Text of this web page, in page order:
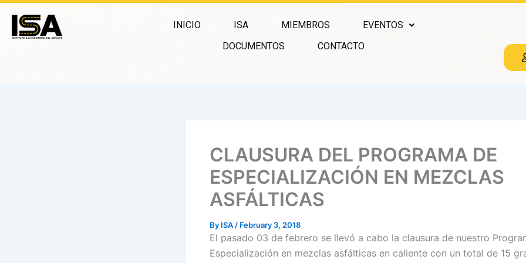
content
INICIO ISA MIEMBROS
EVENTOS
DOCUMENTOS
CONTACTO
CLAUSURA DEL PROGRAMA DE
ESPECIALIZACIÓN EN MEZCLAS
ASFÁLTICAS
By ISA / February 3, 2018
El pasado 03 de febrero se llevó a cabo la clausura de nuestro
Especialización en mezclas asfálticas en caliente con un total de 15